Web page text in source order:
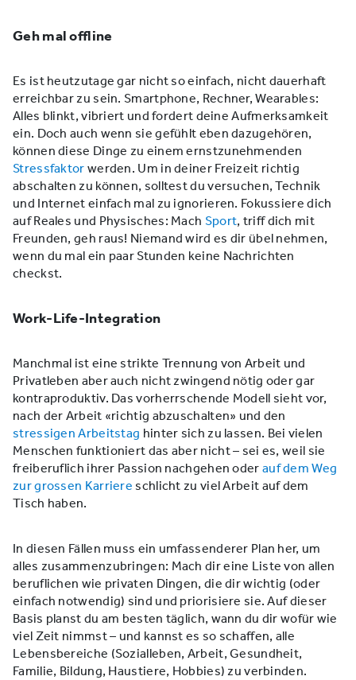
Geh mal offline
Es ist heutzutage gar nicht so einfach, nicht dauerhaft
erreichbar zu sein. Smartphone, Rechner, Wearables:
Alles blinkt, vibriert und fordert deine Aufmerksamkeit
ein. Doch auch wenn sie gefühlt eben dazugehören,
können diese Dinge zu einem ernstzunehmenden
Stressfaktor werden. Um in deiner Freizeit richtig
abschalten zu können, solltest du versuchen, Technik
und Internet einfach mal zu ignorieren. Fokussiere dich
auf Reales und Physisches: Mach Sport, triff dich mit
Freunden, geh raus! Niemand wird es dir übel nehmen,
wenn du mal ein paar Stunden keine Nachrichten
checkst.
Work-Life-Integration
Manchmal ist eine strikte Trennung von Arbeit und
Privatleben aber auch nicht zwingend nötig oder gar
kontraproduktiv. Das vorherrschende Modell sieht vor,
nach der Arbeit «richtig abzuschalten» und den
stressigen Arbeitstag hinter sich zu lassen. Bei vielen
Menschen funktioniert das aber nicht – sei es, weil sie
freiberuflich ihrer Passion nachgehen oder auf dem Weg
zur grossen Karriere schlicht zu viel Arbeit auf dem
Tisch haben.
In diesen Fällen muss ein umfassenderer Plan her, um
alles zusammenzubringen: Mach dir eine Liste von allen
beruflichen wie privaten Dingen, die dir wichtig (oder
einfach notwendig) sind und priorisiere sie. Auf dieser
Basis planst du am besten täglich, wann du dir wofür wie
viel Zeit nimmst – und kannst es so schaffen, alle
Lebensbereiche (Sozialleben, Arbeit, Gesundheit,
Familie, Bildung, Haustiere, Hobbies) zu verbinden.